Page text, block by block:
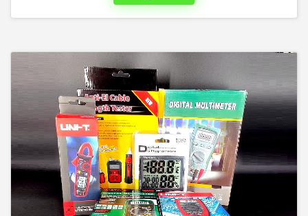
Неодимовые магниты (диск, призма, с отверстиями, с
клеем, поисковые магниты) выполнены из сплава
Неодим-Железо-Бор (NdFeB) N38 , N42, N50, N52. На
магнитах выполнено ...